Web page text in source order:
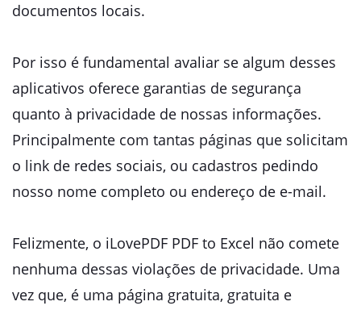
documentos locais.
Por isso é fundamental avaliar se algum desses
aplicativos oferece garantias de segurança
quanto à privacidade de nossas informações.
Principalmente com tantas páginas que solicitam
o link de redes sociais, ou cadastros pedindo
nosso nome completo ou endereço de e-mail.
Felizmente, o iLovePDF PDF to Excel não comete
nenhuma dessas violações de privacidade. Uma
vez que, é uma página gratuita, gratuita e